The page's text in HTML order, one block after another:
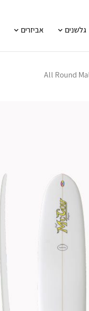
גלשנים אביזרים
All Round